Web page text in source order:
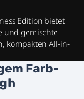
Edition bietet
und gemischte
kompakten All-in-
Farb-